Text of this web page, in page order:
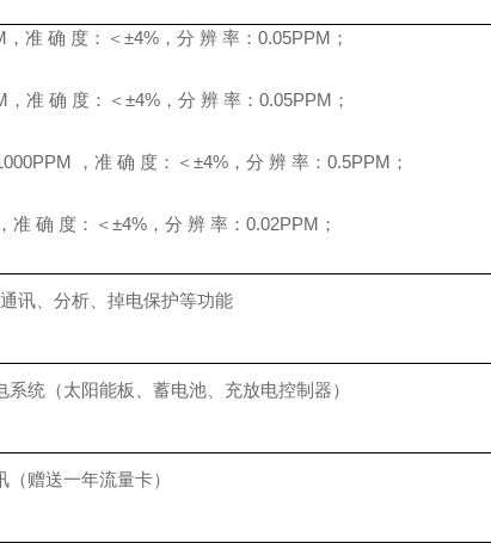
准 确 度：＜±4%，分 辨 率：0.05PPM；
，准 确 度：＜±4%，分 辨 率：0.05PPM；
，准 确 度：＜±4%，分 辨 率：0.5PPM；
准 确 度：＜±4%，分 辨 率：0.02PPM；
讯、分析、掉电保护等功能
统（太阳能板、蓄电池、充放电控制器）
赠送一年流量卡）